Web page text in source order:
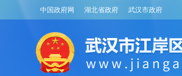
中国政府网 湖北省政府 武汉市政府